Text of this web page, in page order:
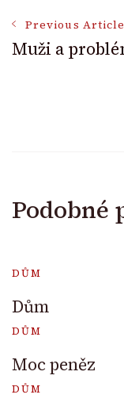
Post
Previous Article
Muži a
Podobné
DŮM
Dům
DŮM
Moc peněz
DŮM